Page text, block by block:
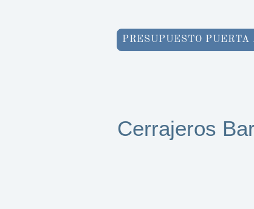
PRESUPUESTO PUERTA
Cerrajeros